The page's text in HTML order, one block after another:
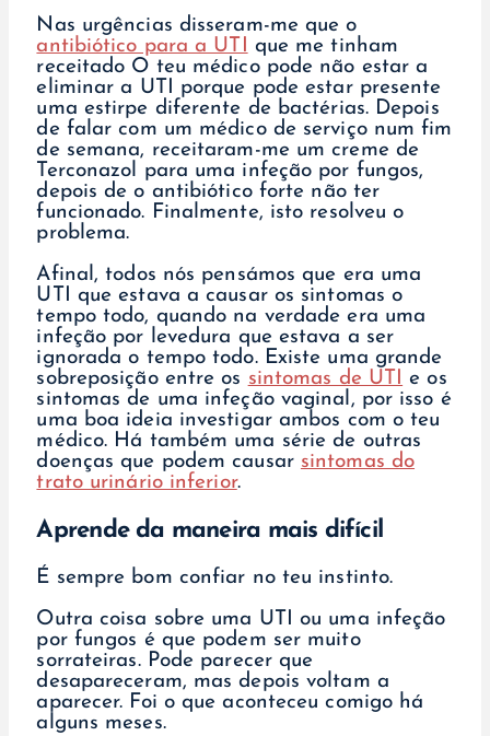
Nas urgências disseram-me que o
antibiótico para a UTI que me tinham
receitado O teu médico pode não estar a
eliminar a UTI porque pode estar presente
uma estirpe diferente de bactérias. Depois
de falar com um médico de serviço num fim
de semana, receitaram-me um creme de
Terconazol para uma infeção por fungos,
depois de o antibiótico forte não ter
funcionado. Finalmente, isto resolveu o
problema.
Afinal, todos nós pensámos que era uma
UTI que estava a causar os sintomas o
tempo todo, quando na verdade era uma
infeção por levedura que estava a ser
ignorada o tempo todo. Existe uma grande
sobreposição entre os sintomas de UTI e os
sintomas de uma infeção vaginal, por isso é
uma boa ideia investigar ambos com o teu
médico. Há também uma série de outras
doenças que podem causar sintomas do
trato urinário inferior.
Aprende da maneira mais difícil
É sempre bom confiar no teu instinto.
Outra coisa sobre uma UTI ou uma infeção
por fungos é que podem ser muito
sorrateiras. Pode parecer que
desapareceram, mas depois voltam a
aparecer. Foi o que aconteceu comigo há
alguns meses.